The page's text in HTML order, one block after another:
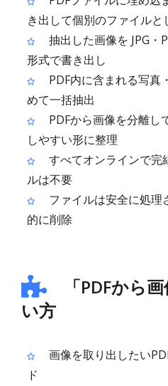
き出して個別のファイルと
抽出した画像を JPG・
形式で書き出し
PDF内に含まれる写真
めて一括抽出
PDFから画像を分離し
しやすい形に整理
すべてオンラインで完
ルは不要
ファイルは安全に処理
的に削除
「PDFから
い方
画像を取り出したい
ド